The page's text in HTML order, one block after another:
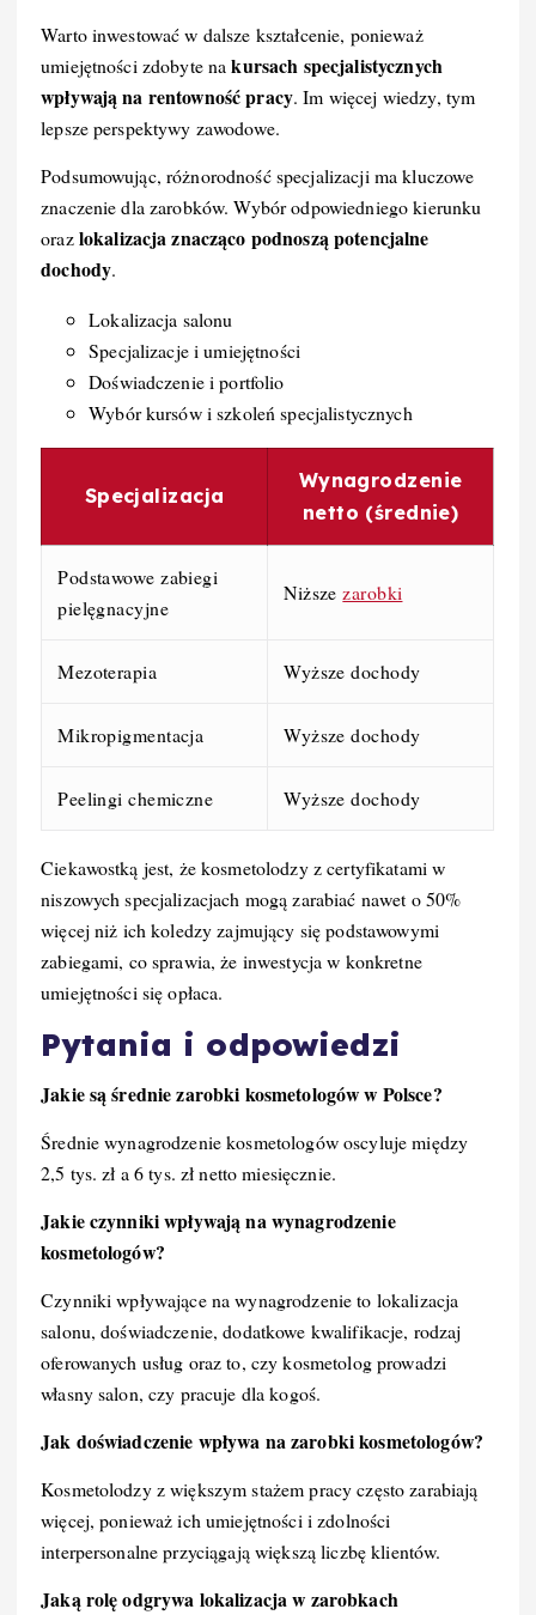
Warto inwestować w dalsze kształcenie, ponieważ
umiejętności zdobyte nakursach specjalistycznych
wpływają na rentowność pracy. Im więcej wiedzy, tym
lepsze perspektywy zawodowe.
Podsumowując, różnorodność specjalizacji ma kluczowe
znaczenie dla zarobków. Wybór odpowiedniego kierunku
orazlokalizacja znacząco podnoszą potencjalne
dochody.
Lokalizacja salonu
Specjalizacje i umiejętności
Doświadczenie i portfolio
Wybór kursów i szkoleń specjalistycznych
Specjalizacja
Wynagrodzenie
netto (średnie)
Podstawowe zabiegi
pielęgnacyjne
Niższezarobki
Mezoterapia Wyższe dochody
Mikropigmentacja Wyższe dochody
Peelingi chemiczne Wyższe dochody
Ciekawostką jest, że kosmetolodzy z certyfikatami w
niszowych specjalizacjach mogą zarabiać nawet o 50%
więcej niż ich koledzy zajmujący się podstawowymi
zabiegami, co sprawia, że inwestycja w konkretne
umiejętności się opłaca.
Pytania i odpowiedzi
Jakie są średnie zarobki kosmetologów w Polsce?
Średnie wynagrodzenie kosmetologów oscyluje między
2,5 tys. zł a 6 tys. zł netto miesięcznie.
Jakie czynniki wpływają na wynagrodzenie
kosmetologów?
Czynniki wpływające na wynagrodzenie to lokalizacja
salonu, doświadczenie, dodatkowe kwalifikacje, rodzaj
oferowanych usług oraz to, czy kosmetolog prowadzi
własny salon, czy pracuje dla kogoś.
Jak doświadczenie wpływa na zarobki kosmetologów?
Kosmetolodzy z większym stażem pracy często zarabiają
więcej, ponieważ ich umiejętności i zdolności
interpersonalne przyciągają większą liczbę klientów.
Jaką rolę odgrywa lokalizacja w zarobkach